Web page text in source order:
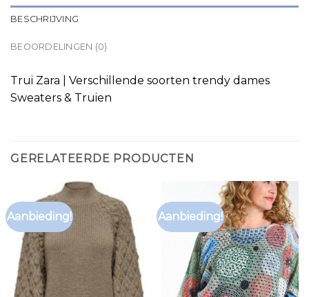
BESCHRIJVING
BEOORDELINGEN (0)
Trui Zara | Verschillende soorten trendy dames
Sweaters & Truien
GERELATEERDE PRODUCTEN
Aanbieding! Aanbieding!